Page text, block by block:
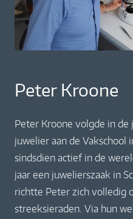
Peter Kroone
Peter Kroone volgde in de
juwelier aan de Vakschool
sindsdien actief in de
jaar een juwelierszaak in
richtte Peter zich volledig
streeksieraden. Via hun